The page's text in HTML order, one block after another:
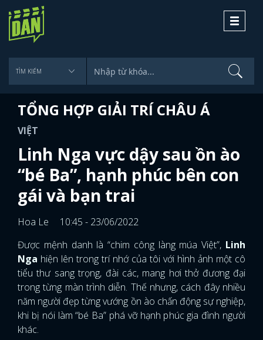
Toggle
TỔNG HỢP GIẢI TRÍ CHÂU Á
VIỆT
Linh Nga vực dậy sau ồn ào
“bé Ba”, hạnh phúc bên con
gái và bạn trai
Hoa Le
10:45 - 23/06/2022
Được mệnh danh là “chim công làng múa Việt”, Linh
Nga hiện lên trong trí nhớ của tôi với hình ảnh một cô
tiểu thư sang trọng, đài các, mang hơi thở đương đại
trong từng màn trình diễn. Thế nhưng, cách đây nhiều
năm người đẹp từng vướng ồn ào chấn động sự nghiệp,
khi bị nói làm “bé Ba” phá vỡ hạnh phúc gia đình người
khác.